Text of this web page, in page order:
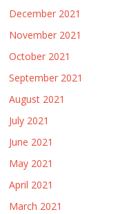
December 2021
November 2021
October 2021
September 2021
August 2021
July 2021
June 2021
May 2021
April 2021
March 2021